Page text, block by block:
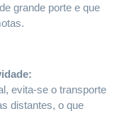
grande porte e que
evita-se o transporte
distantes, o que